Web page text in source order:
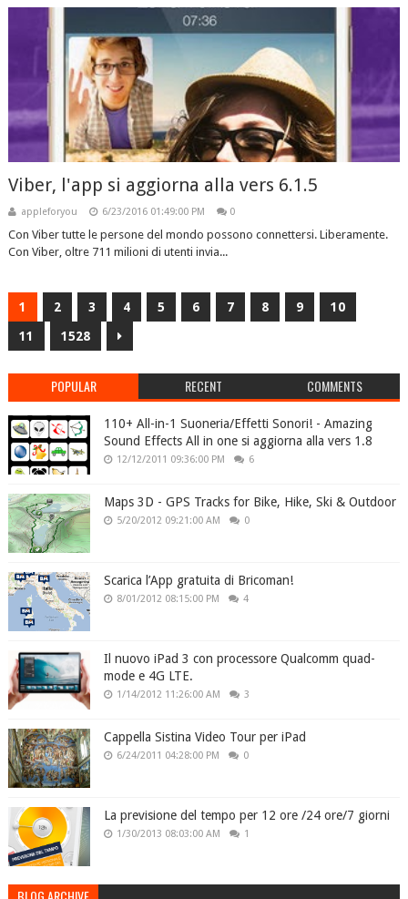
Viber, l'app si aggiorna alla vers 6.1.5
appleforyou 6/23/2016 01:49:00 PM 0
Con Viber tutte le persone del mondo possono connettersi. Liberamente.
Con Viber, oltre 711 milioni di utenti invia...
1 2 3 4 5 6 7 8 9
10
11
1528
POPULAR RECENT COMMENTS
110+ All-in-1 Suoneria/Effetti Sonori! - Amazing
Sound Effects All in one si aggiorna alla vers 1.8
12/12/2011 09:36:00 PM 6
Maps 3D - GPS Tracks for Bike, Hike, Ski & Outdoor
5/20/2012 09:21:00 AM 0
Scarica l’App gratuita di Bricoman!
8/01/2012 08:15:00 PM 4
Il nuovo iPad 3 con processore Qualcomm quad-
mode e 4G LTE.
1/14/2012 11:26:00 AM 3
Cappella Sistina Video Tour per iPad
6/24/2011 04:28:00 PM 0
La previsione del tempo per 12 ore /24 ore/7 giorni
1/30/2013 08:03:00 AM 1